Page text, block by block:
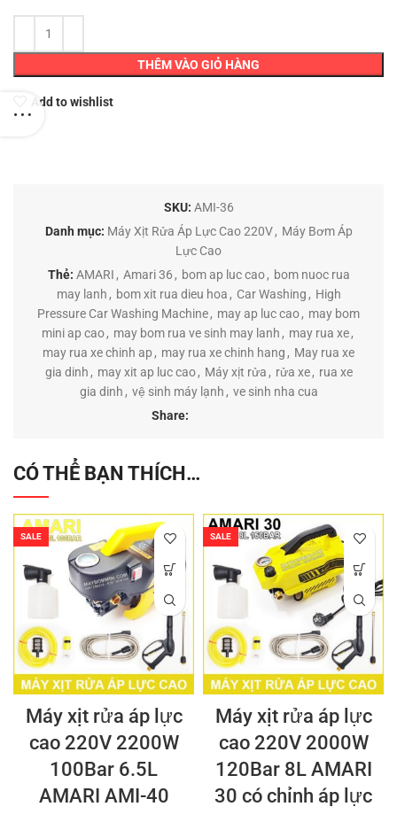
THÊM VÀO GIỎ HÀNG
Add to wishlist
SKU: AMI-36
Danh mục: Máy Xịt Rửa Áp Lực Cao 220V , Máy Bơm Áp
Lực Cao
Thẻ: AMARI , Amari 36 , bom ap luc cao , bom nuoc rua
may lanh , bom xit rua dieu hoa , Car Washing , High
Pressure Car Washing Machine, may ap luc cao, may bom
mini ap cao, may bom rua ve sinh may lanh , may rua xe,
may rua xe chinh ap , may rua xe chinh hang , May rua xe
gia dinh , may xit ap luc cao , Máy xịt rửa , rửa xe , rua xe
gia dinh , vệ sinh máy lạnh , ve sinh nha cua
Share:
CÓ THỂ BẠN THÍCH…
SALE
Máy xịt rửa áp lực
cao 220V 2200W
100Bar 6.5L
AMARI AMI-40
SALE
Máy xịt rửa áp lực
cao 220V 2000W
120Bar 8L AMARI
30 có chỉnh áp lực